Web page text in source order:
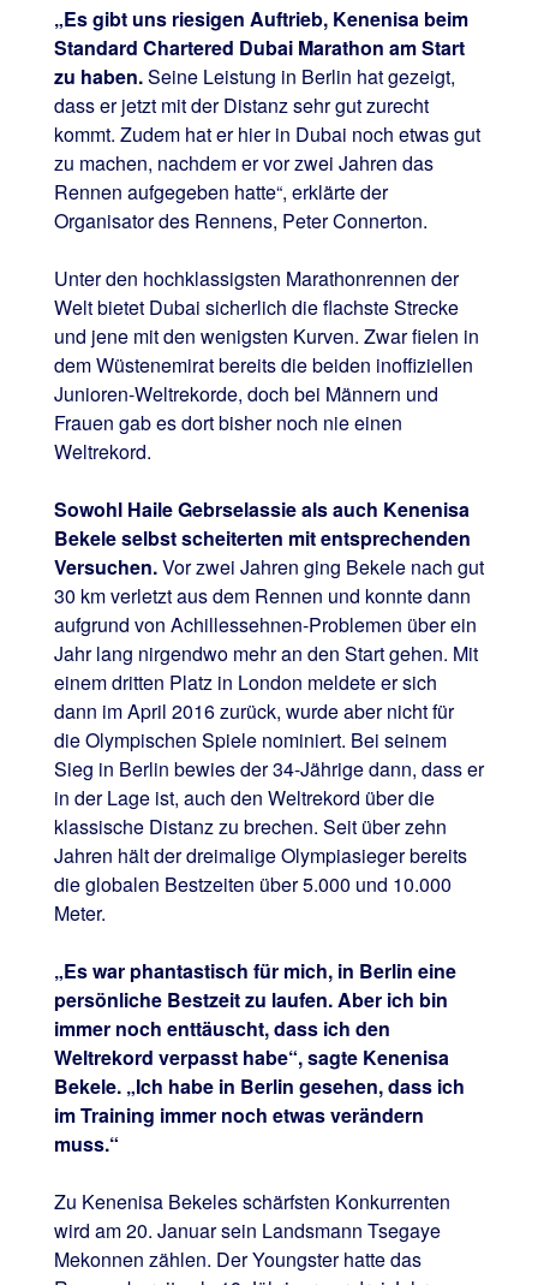
„Es gibt uns riesigen Auftrieb, Kenenisa beim
Standard Chartered Dubai Marathon am Start
zu haben.Seine Leistung in Berlin hat gezeigt,
dass er jetzt mit der Distanz sehr gut zurecht
kommt. Zudem hat er hier in Dubai noch etwas gut
zu machen, nachdem er vor zwei Jahren das
Rennen aufgegeben hatte“, erklärte der
Organisator des Rennens, Peter Connerton.
Unter den hochklassigsten Marathonrennen der
Welt bietet Dubai sicherlich die flachste Strecke
und jene mit den wenigsten Kurven. Zwar fielen in
dem Wüstenemirat bereits die beiden inoffiziellen
Junioren-Weltrekorde, doch bei Männern und
Frauen gab es dort bisher noch nie einen
Weltrekord.
Sowohl Haile Gebrselassie als auch Kenenisa
Bekele selbst scheiterten mit entsprechenden
Versuchen.Vor zwei Jahren ging Bekele nach gut
30 km verletzt aus dem Rennen und konnte dann
aufgrund von Achillessehnen-Problemen über ein
Jahr lang nirgendwo mehr an den Start gehen. Mit
einem dritten Platz in London meldete er sich
dann im April 2016 zurück, wurde aber nicht für
die Olympischen Spiele nominiert. Bei seinem
Sieg in Berlin bewies der 34-Jährige dann, dass er
in der Lage ist, auch den Weltrekord über die
klassische Distanz zu brechen. Seit über zehn
Jahren hält der dreimalige Olympiasieger bereits
die globalen Bestzeiten über 5.000 und 10.000
Meter.
„Es war phantastisch für mich, in Berlin eine
persönliche Bestzeit zu laufen. Aber ich bin
immer noch enttäuscht, dass ich den
Weltrekord verpasst habe“, sagte Kenenisa
Bekele. „Ich habe in Berlin gesehen, dass ich
im Training immer noch etwas verändern
muss.“
Zu Kenenisa Bekeles schärfsten Konkurrenten
wird am 20. Januar sein Landsmann Tsegaye
Mekonnen zählen. Der Youngster hatte das